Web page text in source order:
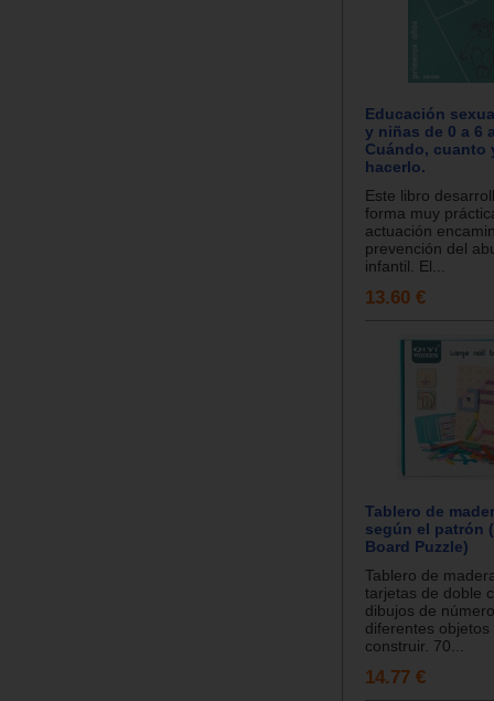
Educación
y niñas de 0 a 6
Cuándo, cuanto
hacerlo.
Este libro
forma muy
actuación
prevención del
infantil. El...
13.60 €
Tablero de
según el patrón
Board Puzzle)
Tablero de
tarjetas de doble
dibujos de
diferentes
construir. 70...
14.77 €